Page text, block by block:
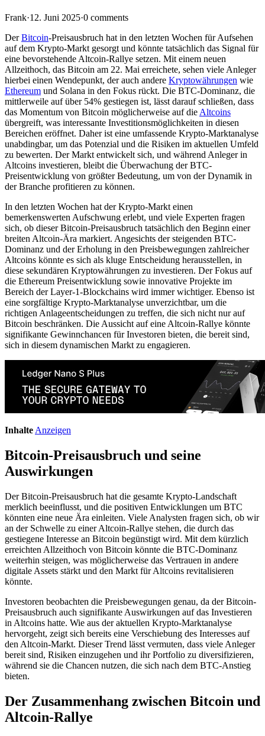
Frank·12. Juni 2025·0 comments
DerBitcoin-Preisausbruch hat in den letzten Wochen für Aufsehen
auf dem Krypto-Markt gesorgt und könnte tatsächlich das Signal für
eine bevorstehende Altcoin-Rallye setzen. Mit einem neuen
Allzeithoch, das Bitcoin am 22. Mai erreichete, sehen viele Anleger
hierbei einen Wendepunkt, der auch andere Kryptowährungen wie
Ethereum und Solana in den Fokus rückt. Die BTC-Dominanz, die
mittlerweile auf über 54% gestiegen ist, lässt darauf schließen, dass
das Momentum von Bitcoin möglicherweise auf die Altcoins
übergreift, was interessante Investitionsmöglichkeiten in diesen
Bereichen eröffnet. Daher ist eine umfassende Krypto-Marktanalyse
unabdingbar, um das Potenzial und die Risiken im aktuellen Umfeld
zu bewerten. Der Markt entwickelt sich, und während Anleger in
Altcoins investieren, bleibt die Überwachung der BTC-
Preisentwicklung von größter Bedeutung, um von der Dynamik in
der Branche profitieren zu können.
In den letzten Wochen hat der Krypto-Markt einen
bemerkenswerten Aufschwung erlebt, und viele Experten fragen
sich, ob dieser Bitcoin-Preisausbruch tatsächlich den Beginn einer
breiten Altcoin-Ära markiert. Angesichts der steigenden BTC-
Dominanz und der Erholung in den Preisbewegungen zahlreicher
Altcoins könnte es sich als kluge Entscheidung herausstellen, in
diese sekundären Kryptowährungen zu investieren. Der Fokus auf
die Ethereum Preisentwicklung sowie innovative Projekte im
Bereich der Layer-1-Blockchains wird immer wichtiger. Ebenso ist
eine sorgfältige Krypto-Marktanalyse unverzichtbar, um die
richtigen Anlageentscheidungen zu treffen, die sich nicht nur auf
Bitcoin beschränken. Die Aussicht auf eine Altcoin-Rallye könnte
signifikante Gewinnchancen für Investoren bieten, die bereit sind,
sich in diesem dynamischen Markt zu engagieren.
Inhalte Anzeigen
Bitcoin-Preisausbruch und seine
Auswirkungen
Der Bitcoin-Preisausbruch hat die gesamte Krypto-Landschaft
merklich beeinflusst, und die positiven Entwicklungen um BTC
könnten eine neue Ära einleiten. Viele Analysten fragen sich, ob wir
an der Schwelle zu einer Altcoin-Rallye stehen, die durch das
gestiegene Interesse an Bitcoin begünstigt wird. Mit dem kürzlich
erreichten Allzeithoch von Bitcoin könnte die BTC-Dominanz
weiterhin steigen, was möglicherweise das Vertrauen in andere
digitale Assets stärkt und den Markt für Altcoins revitalisieren
könnte.
Investoren beobachten die Preisbewegungen genau, da der Bitcoin-
Preisausbruch auch signifikante Auswirkungen auf das Investieren
in Altcoins hatte. Wie aus der aktuellen Krypto-Marktanalyse
hervorgeht, zeigt sich bereits eine Verschiebung des Interesses auf
den Altcoin-Markt. Dieser Trend lässt vermuten, dass viele Anleger
bereit sind, Risiken einzugehen und ihr Portfolio zu diversifizieren,
während sie die Chancen nutzen, die sich nach dem BTC-Anstieg
bieten.
Der Zusammenhang zwischen Bitcoin und
Altcoin-Rallye